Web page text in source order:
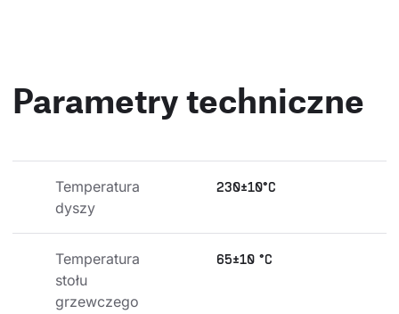
Parametry techniczne
Temperatura
dyszy
230±10°C
Temperatura
stołu
grzewczego
65±10 °C